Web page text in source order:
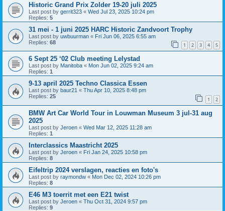
Historic Grand Prix Zolder 19-20 juli 2025
Last post by gerrit323 « Wed Jul 23, 2025 10:24 pm
Replies: 5
31 mei - 1 juni 2025 HARC Historic Zandvoort Trophy
Last post by uwbuurman « Fri Jun 06, 2025 6:55 am
Replies: 68 1 2 3 4 5
6 Sept 25 ‘02 Club meeting Lelystad
Last post by Manitoba « Mon Jun 02, 2025 9:24 am
Replies: 1
9-13 april 2025 Techno Classica Essen
Last post by baur21 « Thu Apr 10, 2025 8:48 pm
Replies: 25 1 2
BMW Art Car World Tour in Louwman Museum 3 jul-31 aug
2025
Last post by Jeroen « Wed Mar 12, 2025 11:28 am
Replies: 1
Interclassics Maastricht 2025
Last post by Jeroen « Fri Jan 24, 2025 10:58 pm
Replies: 8
Eifeltrip 2024 verslagen, reacties en foto's
Last post by raymondw « Mon Dec 02, 2024 10:26 pm
Replies: 8
E46 M3 toerrit met een E21 twist
Last post by Jeroen « Thu Oct 31, 2024 9:57 pm
Replies: 9